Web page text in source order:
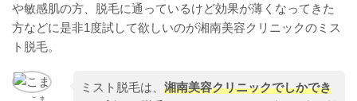
や敏感肌の方、脱毛に通っているけど効果が薄くなってきた
方などに是非1度試して欲しいのが湘南美容クリニックのミス
ト脱毛。
こま
ミスト脱毛は、 湘南美容クリニックでしかでき